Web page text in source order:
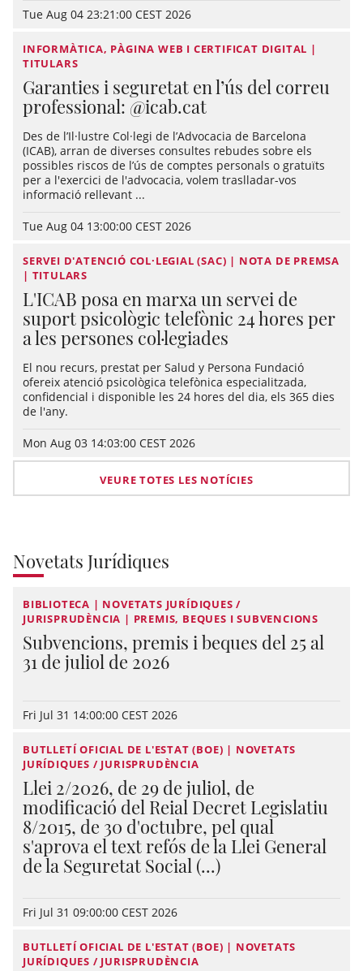
Tue Aug 04 23:21:00 CEST 2026
INFORMÀTICA, PÀGINA WEB I CERTIFICAT DIGITAL |
TITULARS
Garanties i seguretat en l’ús del correu
professional: @icab.cat
Des de l’Il·lustre Col·legi de l’Advocacia de Barcelona
(ICAB), arran de diverses consultes rebudes sobre els
possibles riscos de l’ús de comptes personals o gratuïts
per a l'exercici de l'advocacia, volem traslladar-vos
informació rellevant ...
Tue Aug 04 13:00:00 CEST 2026
SERVEI D'ATENCIÓ COL·LEGIAL (SAC) | NOTA DE PREMSA
| TITULARS
L'ICAB posa en marxa un servei de
suport psicològic telefònic 24 hores per
a les persones col·legiades
El nou recurs, prestat per Salud y Persona Fundació
ofereix atenció psicològica telefònica especialitzada,
confidencial i disponible les 24 hores del dia, els 365 dies
de l'any.
Mon Aug 03 14:03:00 CEST 2026
VEURE TOTES LES NOTÍCIES
Novetats Jurídiques
BIBLIOTECA | NOVETATS JURÍDIQUES /
JURISPRUDÈNCIA | PREMIS, BEQUES I SUBVENCIONS
Subvencions, premis i beques del 25 al
31 de juliol de 2026
Fri Jul 31 14:00:00 CEST 2026
BUTLLETÍ OFICIAL DE L'ESTAT (BOE) | NOVETATS
JURÍDIQUES / JURISPRUDÈNCIA
Llei 2/2026, de 29 de juliol, de
modificació del Reial Decret Legislatiu
8/2015, de 30 d'octubre, pel qual
s'aprova el text refós de la Llei General
de la Seguretat Social (...)
Fri Jul 31 09:00:00 CEST 2026
BUTLLETÍ OFICIAL DE L'ESTAT (BOE) | NOVETATS
JURÍDIQUES / JURISPRUDÈNCIA